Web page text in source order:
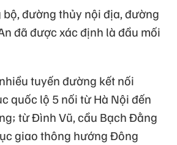
đường thủy nội địa, đường
đã được xác định là đầu mối
tuyến đường kết nối
quốc lộ 5 nối từ Hà Nội đến
từ Đình Vũ, cầu Bạch Đằng
giao thông hướng Đông